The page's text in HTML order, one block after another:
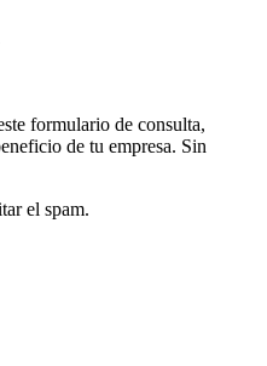
formulario de consulta,
de tu empresa. Sin
el spam.